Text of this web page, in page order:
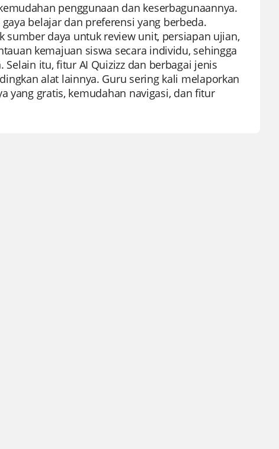
penggunaan dan keserbagunaannya.
belajar dan preferensi yang berbeda.
sumber daya untuk review unit, persiapan ujian,
kemajuan siswa secara individu, sehingga
itu, fitur AI Quizizz dan berbagai jenis
alat lainnya. Guru sering kali melaporkan
yang gratis, kemudahan navigasi, dan fitur